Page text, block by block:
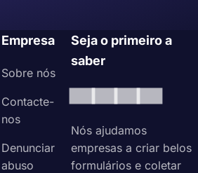
Empresa
Sobre nós
Contacte-
nos
Denunciar
abuso
Seja o primeiro a
saber
Nós ajudamos
empresas a criar belos
formulários e coletar